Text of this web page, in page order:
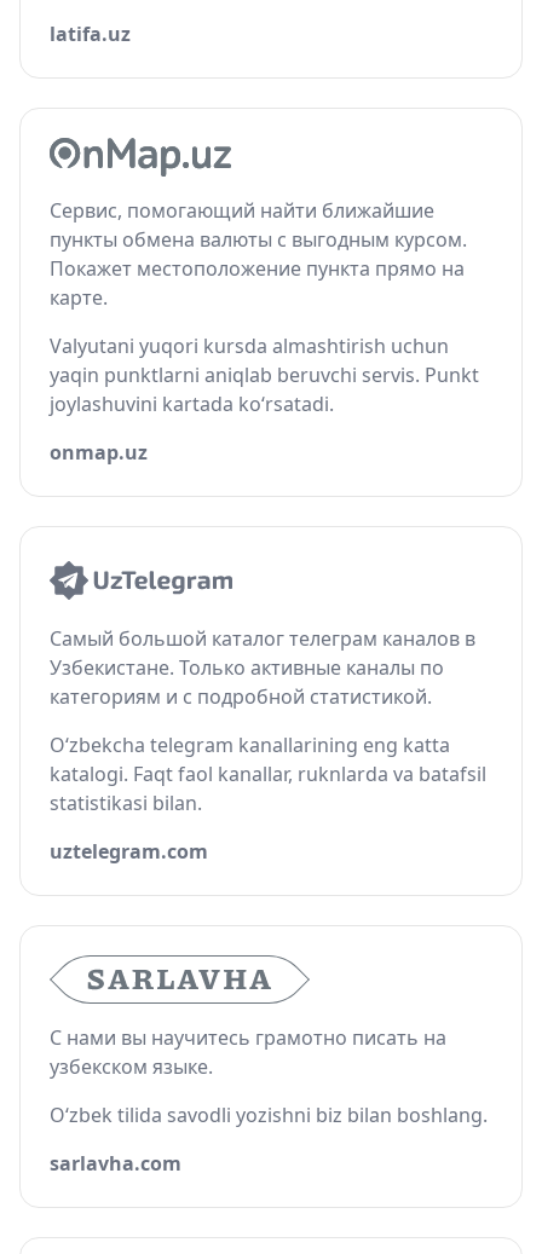
latifa.uz
Сервис, помогающий найти ближайшие
пункты обмена валюты с выгодным курсом.
Покажет местоположение пункта прямо на
карте.
Valyutani yuqori kursda almashtirish uchun
yaqin punktlarni aniqlab beruvchi servis. Punkt
joylashuvini kartada ko‘rsatadi.
onmap.uz
Самый большой каталог телеграм каналов в
Узбекистане. Только активные каналы по
категориям и с подробной статистикой.
O‘zbekcha telegram kanallarining eng katta
katalogi. Faqt faol kanallar, ruknlarda va batafsil
statistikasi bilan.
uztelegram.com
С нами вы научитесь грамотно писать на
узбекском языке.
O‘zbek tilida savodli yozishni biz bilan boshlang.
sarlavha.com